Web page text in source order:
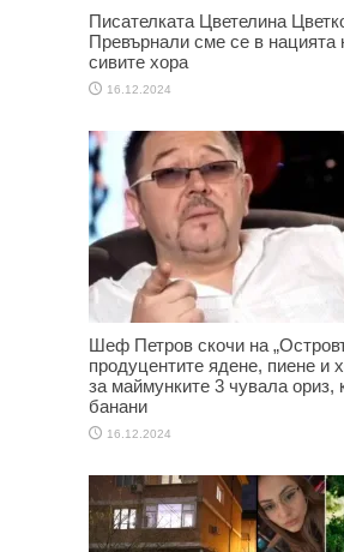
Писателката Цветелина
Превърнали сме се в нацията
сивите хора
16.12.2024
Шеф Петров скочи на
продуцентите ядене, пиене и
за маймунките 3 чувала ориз,
банани
16.12.2024